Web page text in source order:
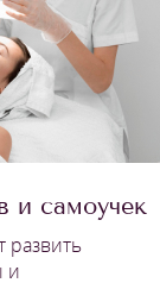
и самоучек
развить
и